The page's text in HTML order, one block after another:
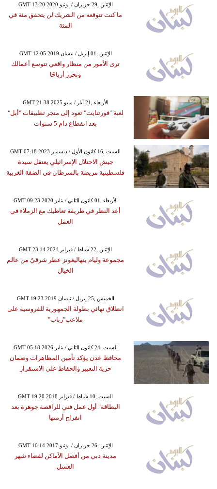
GMT 13:20 2020 الإثنين ,29 حزيران / يونيو
ما كنت تتوقعه من الشريك لن يتحقق مئة في
المئة
GMT 12:05 2019 الإثنين ,01 إبريل / نيسان
ترى الأمور من منظار واقعي تتوسع أعمالك
وتحرز أرباحًا
GMT 21:38 2025 الأربعاء ,21 أيار / مايو
لعبة "فورتنايت" تعود إلى متجر تطبيقات "أبل"
بعد انقطاع دام 5 سنوات
GMT 07:18 2023 السبت ,16 كانون الأول / ديسمبر
جيش الاحتلال الإسرائيلي يعتقل سيدة
فلسطينية مريضة بالسرطان في الضفة الغربية
GMT 09:23 2020 الأربعاء ,01 كانون الثاني / يناير
أعد النظر في طريقة تعاطيك مع الزملاء في
العمل
GMT 23:14 2021 الإثنين ,22 شباط / فبراير
مجموعة وليام بنهاليغونز عطر شرقيّ من عالم
الخيال
GMT 19:23 2019 الخميس ,25 إبريل / نيسان
انطلاق نهائي بطولة الجمهورية للفروسية على
ملاعب"رباب"
GMT 05:18 2026 السبت ,24 كانون الثاني / يناير
محافظ عدن يؤكد تأمين المظاهرات وضمان
حرية التعبير والحفاظ على الاستقرار
GMT 19:20 2018 السبت ,10 شباط / فبراير
البطاقة" أول عمل فني للراقصة جوهرة بعد
انفراج أزمتها
GMT 10:14 2017 الإثنين ,26 حزيران / يونيو
مدينة دبي من أفضل الأماكن لقضاء شهر
العسل